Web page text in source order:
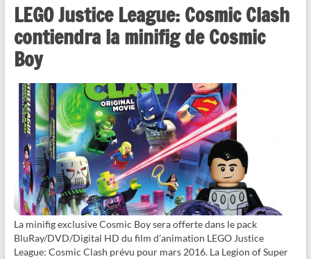
LEGO Justice League: Cosmic Clash
contiendra la minifig de Cosmic
Boy
La minifig exclusive Cosmic Boy sera offerte dans le pack
BluRay/DVD/Digital HD du film d’animation LEGO Justice
League: Cosmic Clash prévu pour mars 2016. La Legion of Super